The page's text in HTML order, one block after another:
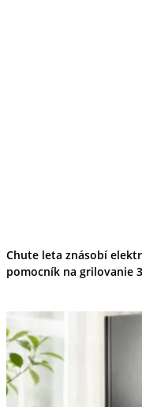
Chute leta znásobí
pomocník na grilovanie